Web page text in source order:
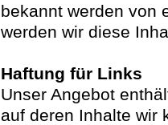
bekannt werden von
werden wir diese
Haftung für Links
Unser Angebot
auf deren Inhalte wir